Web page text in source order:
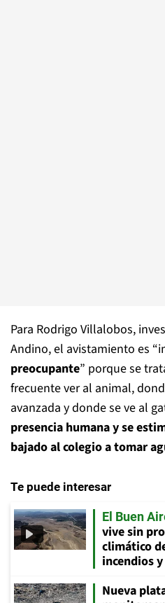
Para Rodrigo Villalobos,
Andino, el avistamiento es
preocupante” porque se
frecuente ver al animal,
avanzada y donde se ve al
presencia humana y se
bajado al colegio a tomar
Te puede interesar
El Buen
vive sin
climático
incendios
Nueva